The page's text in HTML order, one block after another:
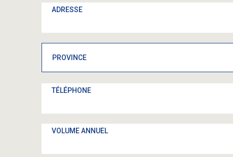
ADRESSE
TÉLÉPHONE
VOLUME ANNUEL